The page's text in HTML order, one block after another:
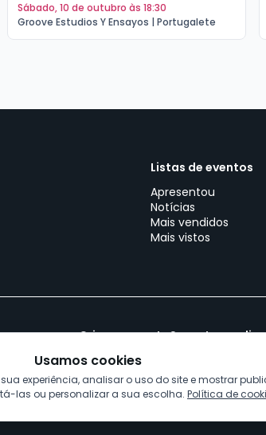
sábado, 10 de outubro às 18:30
Groove Estudios Y Ensayos | Portugalete
Listas de eventos
Apresentou
Notícias
Mais vendidos
Mais vistos
Crie seu eventoSuporte ao
Usamos cookies
experiência, analisar o uso do site e mostrar
las ou personalizar a sua escolha. Política de